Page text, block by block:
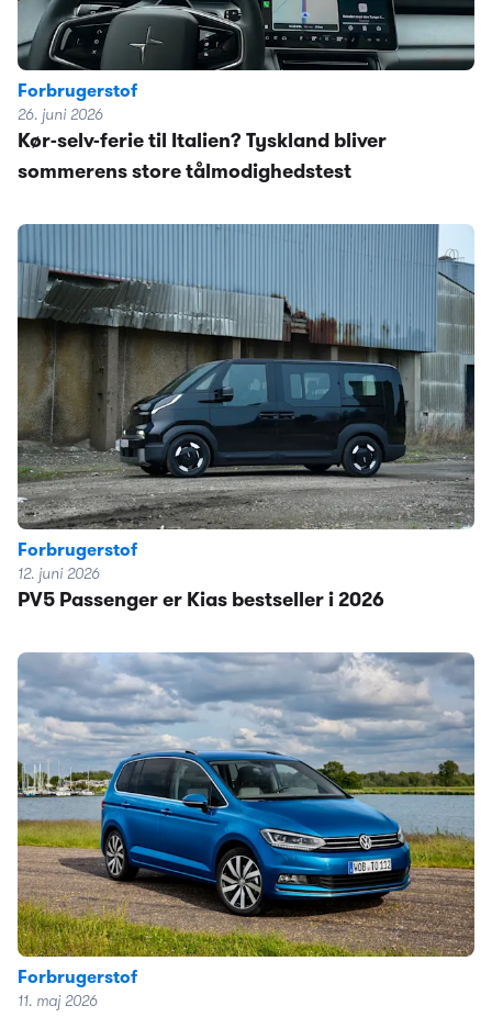
Forbrugerstof
26. juni 2026
Kør-selv-ferie til Italien? Tyskland bliver
sommerens store tålmodighedstest
Forbrugerstof
12. juni 2026
PV5 Passenger er Kias bestseller i 2026
Forbrugerstof
11. maj 2026